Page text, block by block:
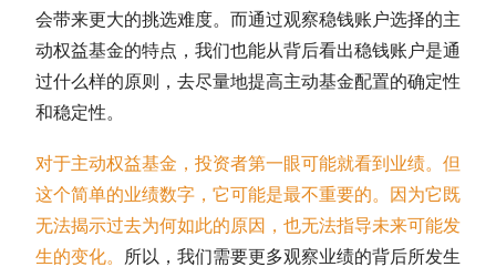
会带来更大的挑选难度。而通过观察稳钱账户选择的主
动权益基金的特点，我们也能从背后看出稳钱账户是通
过什么样的原则，去尽量地提高主动基金配置的确定性
和稳定性。
对于主动权益基金，投资者第一眼可能就看到业绩。但
这个简单的业绩数字，它可能是最不重要的。因为它既
无法揭示过去为何如此的原因，也无法指导未来可能发
生的变化。 所以，我们需要更多观察业绩的背后所发生